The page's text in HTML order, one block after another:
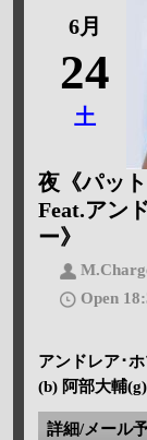
6月
24
土
夜《パッ
Feat.アン
ー》
Open
アンドレア･
(b) 阿部大輔(g)
詳細/メール